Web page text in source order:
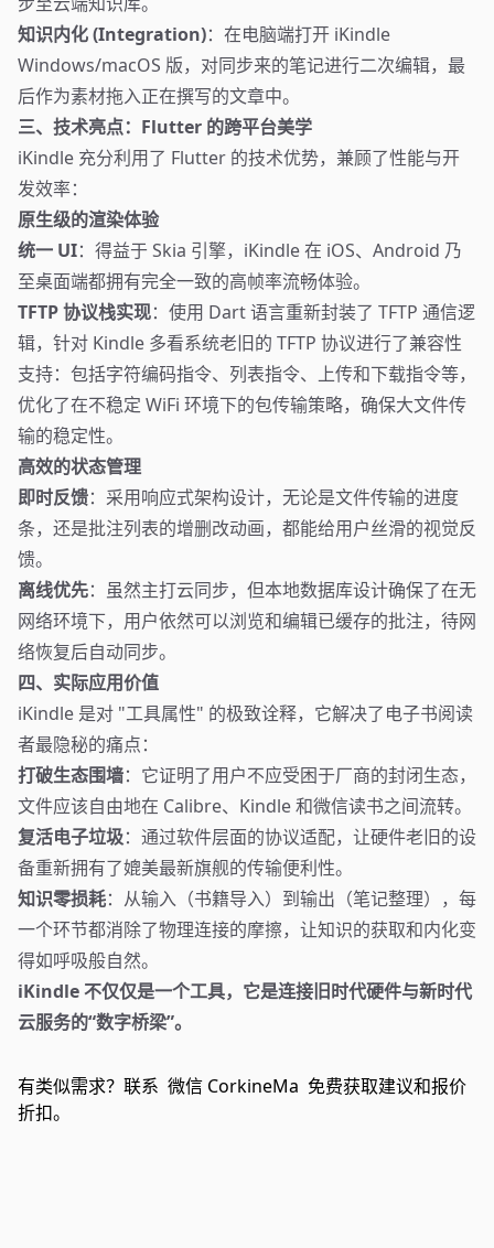
知识内化 (Integration)：在电脑端打开 iKindle
Windows/macOS 版，对同步来的笔记进行二次编辑，最
后作为素材拖入正在撰写的文章中。
三、技术亮点：Flutter 的跨平台美学
iKindle 充分利用了 Flutter 的技术优势，兼顾了性能与开
发效率：
原生级的渲染体验
统一 UI：得益于 Skia 引擎，iKindle 在 iOS、Android 乃
至桌面端都拥有完全一致的高帧率流畅体验。
TFTP 协议栈实现：使用 Dart 语言重新封装了 TFTP 通信逻
辑，针对 Kindle 多看系统老旧的 TFTP 协议进行了兼容性
支持：包括字符编码指令、列表指令、上传和下载指令等，
优化了在不稳定 WiFi 环境下的包传输策略，确保大文件传
输的稳定性。
高效的状态管理
即时反馈：采用响应式架构设计，无论是文件传输的进度
条，还是批注列表的增删改动画，都能给用户丝滑的视觉反
馈。
离线优先：虽然主打云同步，但本地数据库设计确保了在无
网络环境下，用户依然可以浏览和编辑已缓存的批注，待网
络恢复后自动同步。
四、实际应用价值
iKindle 是对 "工具属性" 的极致诠释，它解决了电子书阅读
者最隐秘的痛点：
打破生态围墙：它证明了用户不应受困于厂商的封闭生态，
文件应该自由地在 Calibre、Kindle 和微信读书之间流转。
复活电子垃圾：通过软件层面的协议适配，让硬件老旧的设
备重新拥有了媲美最新旗舰的传输便利性。
知识零损耗：从输入（书籍导入）到输出（笔记整理），每
一个环节都消除了物理连接的摩擦，让知识的获取和内化变
得如呼吸般自然。
iKindle 不仅仅是一个工具，它是连接旧时代硬件与新时代
云服务的“数字桥梁”。
有类似需求？联系 微信 CorkineMa 免费获取建议和报价
折扣。